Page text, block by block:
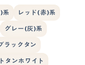
系 レッド(赤)系
グレー(灰)系
ラックタン
タンホワイト